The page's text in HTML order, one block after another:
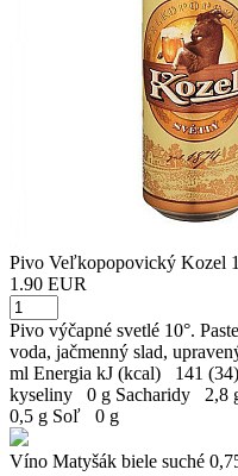
Pivo Veľkopopovický Kozel
1.90 EUR
Pivo výčapné svetlé 10°.
voda, jačmenný slad,
ml Energia kJ (kcal) 141
kyseliny 0 g Sacharidy 2,8
0,5 g Soľ 0 g
Víno Matyšák biele suché